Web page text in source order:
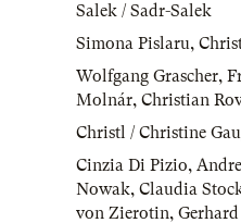
Salek / Sadr-Salek
Simona Pislaru,
Wolfgang Grascher,
Molnár, Christian
Christl / Christine
Cinzia Di Pizio,
Nowak, Claudia
von Zierotin,